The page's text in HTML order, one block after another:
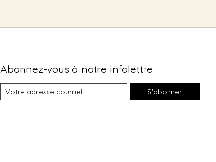
Abonnez-vous à notre infolettre
S'abonner